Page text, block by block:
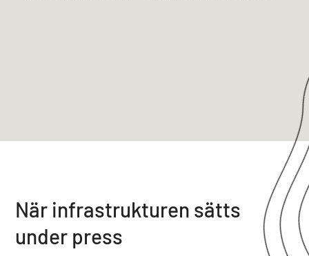
När infrastrukturen sätts
under press